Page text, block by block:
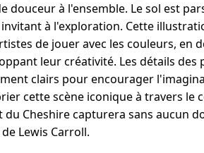
douceur à l'ensemble. Le sol est
à l'exploration. Cette
de jouer avec les couleurs, en
leur créativité. Les détails
clairs pour encourager
cette scène iconique à travers le
du Cheshire capturera sans aucun
Lewis Carroll.